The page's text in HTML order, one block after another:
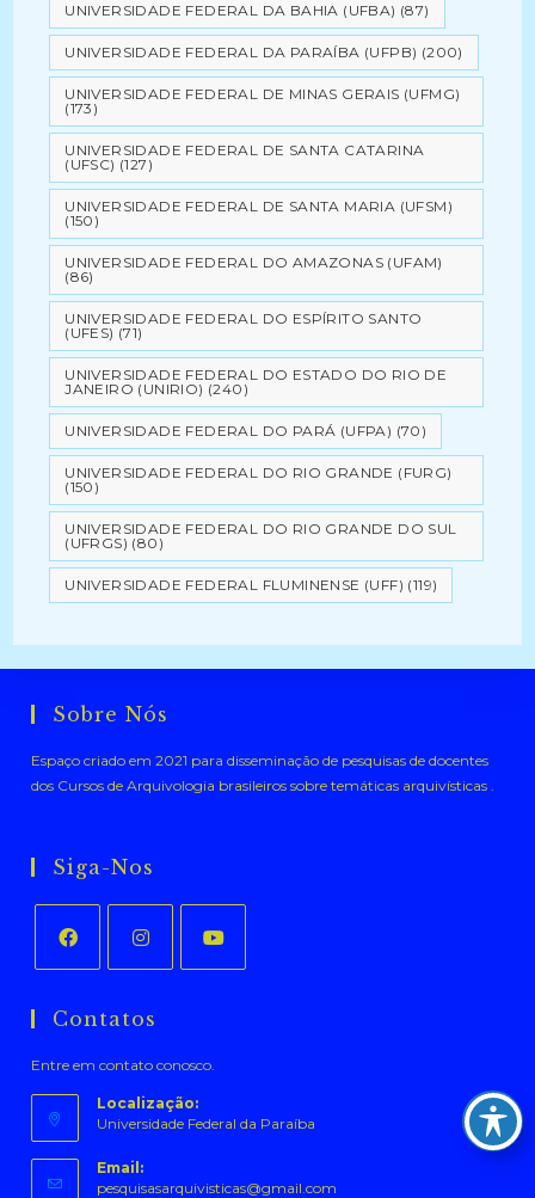
UNIVERSIDADE FEDERAL DA BAHIA (UFBA) (87)
UNIVERSIDADE FEDERAL DA PARAÍBA (UFPB) (200)
UNIVERSIDADE FEDERAL DE MINAS GERAIS (UFMG)
(173)
UNIVERSIDADE FEDERAL DE SANTA CATARINA
(UFSC) (127)
UNIVERSIDADE FEDERAL DE SANTA MARIA (UFSM)
(150)
UNIVERSIDADE FEDERAL DO AMAZONAS (UFAM)
(86)
UNIVERSIDADE FEDERAL DO ESPÍRITO SANTO
(UFES) (71)
UNIVERSIDADE FEDERAL DO ESTADO DO RIO DE
JANEIRO (UNIRIO) (240)
UNIVERSIDADE FEDERAL DO PARÁ (UFPA) (70)
UNIVERSIDADE FEDERAL DO RIO GRANDE (FURG)
(150)
UNIVERSIDADE FEDERAL DO RIO GRANDE DO SUL
(UFRGS) (80)
UNIVERSIDADE FEDERAL FLUMINENSE (UFF) (119)
Sobre Nós
Espaço criado em 2021 para disseminação de pesquisas de docentes
dos Cursos de Arquivologia brasileiros sobre temáticas arquivísticas .
Siga-Nos
em
nova
aba
em
nova
aba
nova
aba
Contatos
Entre em contato conosco.
Localização:
Universidade Federal da Paraíba
Email:
pesquisasarquivisticas@gmail.com